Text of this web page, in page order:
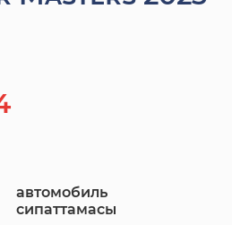
автомобиль
сипаттамасы